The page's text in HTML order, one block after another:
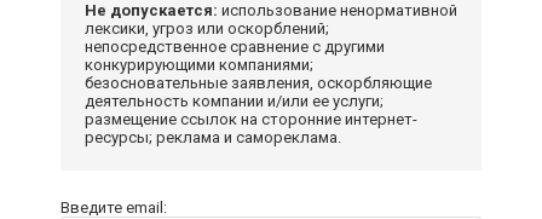
Не допускается: использование ненормативной
лексики, угроз или оскорблений;
непосредственное сравнение с другими
конкурирующими компаниями;
безосновательные заявления, оскорбляющие
деятельность компании и/или ее услуги;
размещение ссылок на сторонние интернет-
ресурсы; реклама и самореклама.
Введите email: